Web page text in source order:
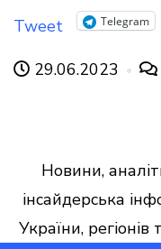
Tweet Telegram
29.06.2023
Новини,
інсайдерська
України, регіонів